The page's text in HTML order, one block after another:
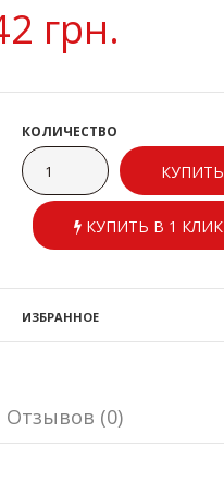
грн.
КОЛИЧЕСТВО
КУПИТЬ В 1 КЛИК
ИЗБРАННОЕ
Отзывов (0)